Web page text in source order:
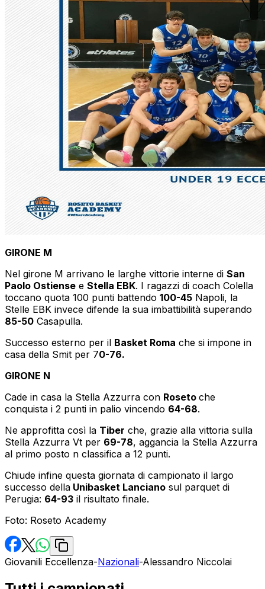
GIRONE M
Nel girone M arrivano le larghe vittorie interne di San
Paolo Ostiense e Stella EBK. I ragazzi di coach Colella
toccano quota 100 punti battendo 100-45 Napoli, la
Stelle EBK invece difende la sua imbattibilità superando
85-50 Casapulla.
Successo esterno per il Basket Roma che si impone in
casa della Smit per 70-76.
GIRONE N
Cade in casa la Stella Azzurra con Roseto che
conquista i 2 punti in palio vincendo 64-68.
Ne approfitta così la Tiber che, grazie alla vittoria sulla
Stella Azzurra Vt per 69-78, aggancia la Stella Azzurra
al primo posto n classifica a 12 punti.
Chiude infine questa giornata di campionato il largo
successo della Unibasket Lanciano sul parquet di
Perugia: 64-93 il risultato finale.
Foto: Roseto Academy
Giovanili Eccellenza-Nazionali-Alessandro Niccolai